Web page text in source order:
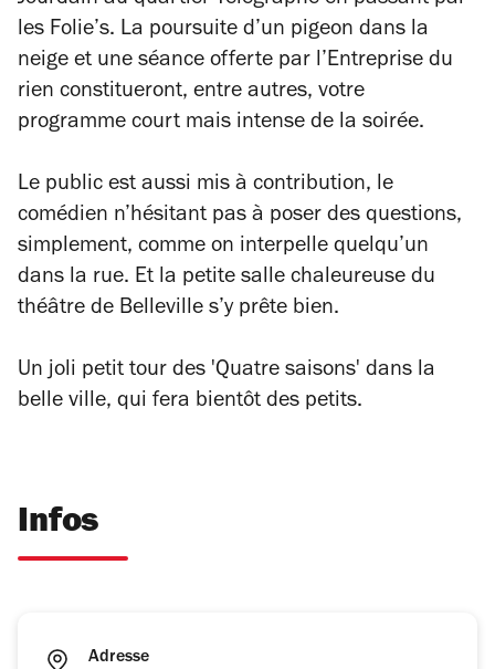
les Folie’s. La poursuite d’un pigeon dans la
neige et une séance offerte par l’Entreprise du
rien constitueront, entre autres, votre
programme court mais intense de la soirée.
Le public est aussi mis à contribution, le
comédien n’hésitant pas à poser des questions,
simplement, comme on interpelle quelqu’un
dans la rue. Et la petite salle chaleureuse du
théâtre de Belleville s’y prête bien.
Un joli petit tour des 'Quatre saisons' dans la
belle ville, qui fera bientôt des petits.
Infos
Adresse